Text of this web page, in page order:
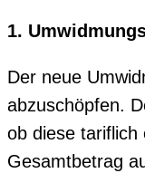
1.
Der neue
abzuschöpfen.
ob diese tariflich
Gesamtbetrag